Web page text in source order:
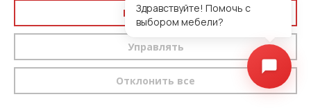
Кровать Вегас (каркас)
Принять все
Управлять
Отклонить все
Здравствуйте! Помочь с
выбором мебели?